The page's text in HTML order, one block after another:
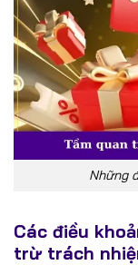
Những
Các điều
trừ trách